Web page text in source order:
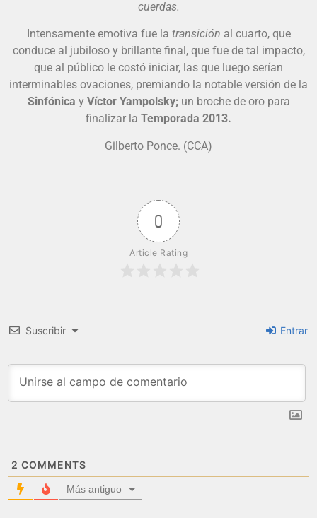
cuerdas.
Intensamente emotiva fue la transición al cuarto, que
conduce al jubiloso y brillante final, que fue de tal impacto,
que al público le costó iniciar, las que luego serían
interminables ovaciones, premiando la notable versión de la
Sinfónica y Víctor Yampolsky;un broche de oro para
finalizar la Temporada 2013.
Gilberto Ponce. (CCA)
0
Article Rating
Suscribir Entrar
2 COMMENTS
Más antiguo